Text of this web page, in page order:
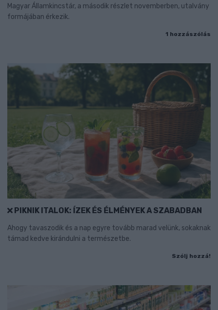
Magyar Államkincstár, a második részlet novemberben, utalvány
formájában érkezik.
1 hozzászólás
PIKNIK ITALOK: ÍZEK ÉS ÉLMÉNYEK A SZABADBAN
Ahogy tavaszodik és a nap egyre tovább marad velünk, sokaknak
támad kedve kirándulni a természetbe.
Szólj hozzá!